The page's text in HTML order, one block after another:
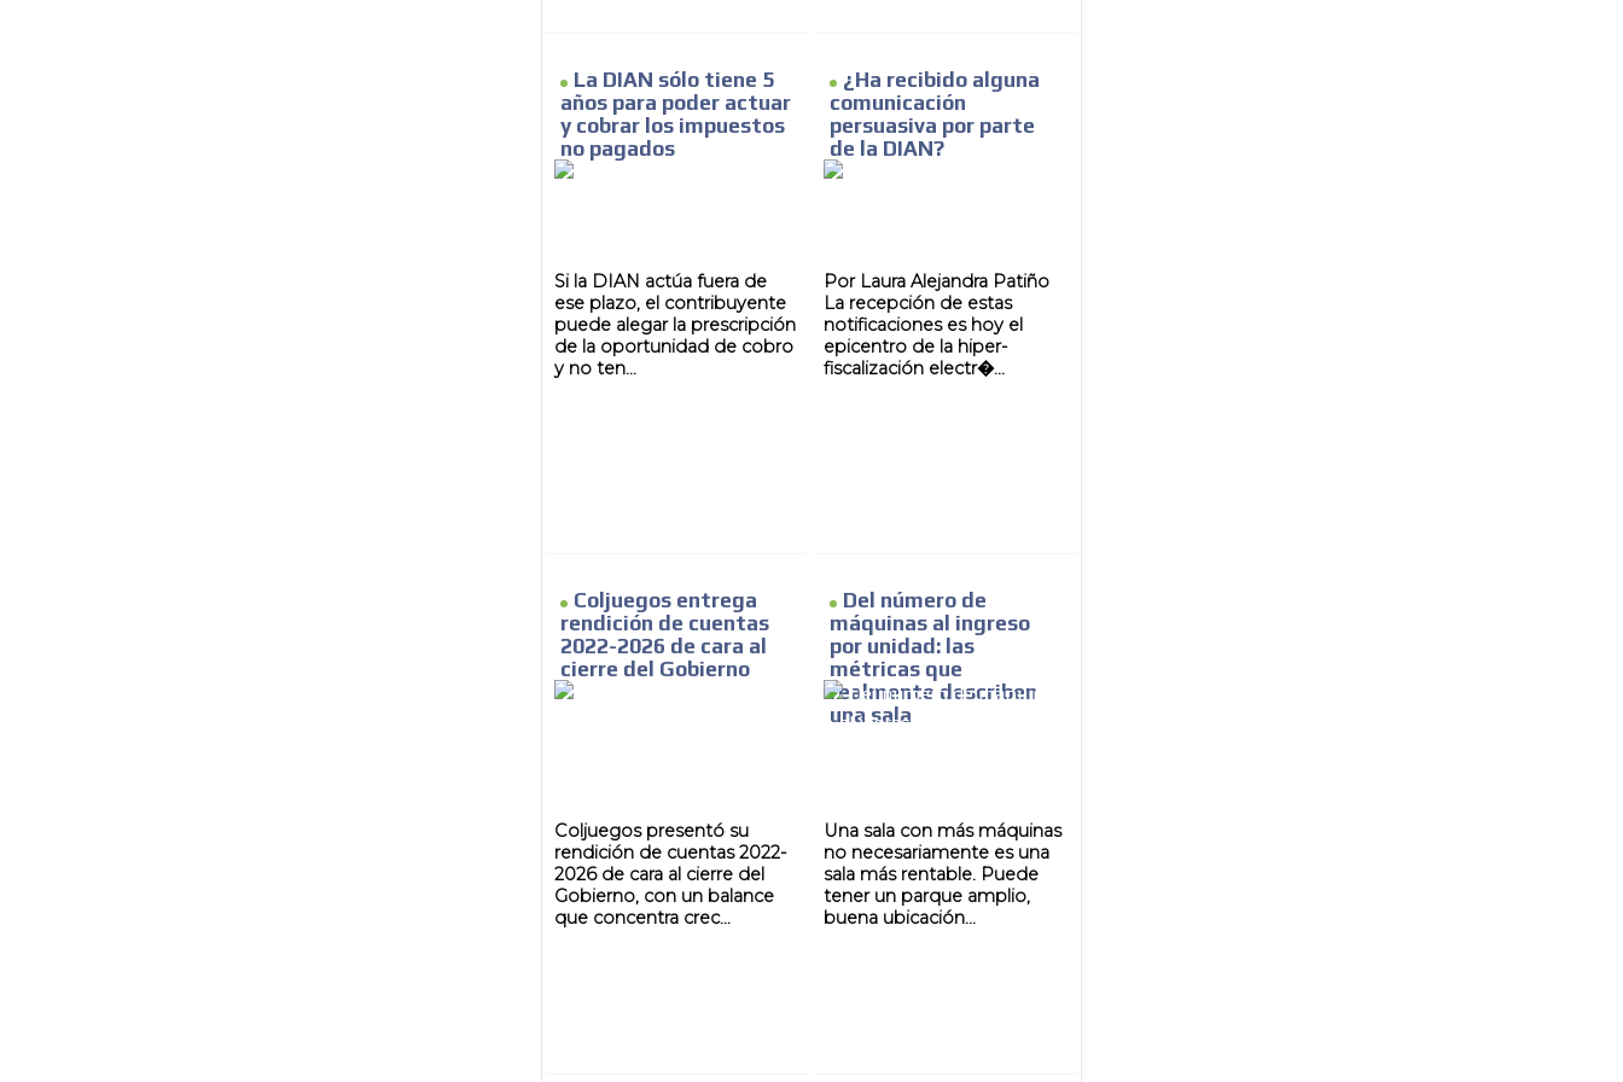
La DIAN sólo tiene 5
años para poder actuar
y cobrar los impuestos
no pagados
Si la DIAN actúa fuera de
ese plazo, el contribuyente
puede alegar la prescripción
de la oportunidad de cobro
y no ten...
¿Ha recibido alguna
comunicación
persuasiva por parte
de la DIAN?
Por Laura Alejandra Patiño
La recepción de estas
notificaciones es hoy el
epicentro de la hiper-
fiscalización electr�...
Coljuegos entrega
rendición de cuentas
2022-2026 de cara al
cierre del Gobierno
Coljuegos presentó su
rendición de cuentas 2022-
2026 de cara al cierre del
Gobierno, con un balance
que concentra crec...
Del número de
máquinas al ingreso
por unidad: las
métricas que
realmente describen
una sala
Una sala con más máquinas
no necesariamente es una
sala más rentable. Puede
tener un parque amplio,
buena ubicación...
ADVERTISEMENT
MEDIUM